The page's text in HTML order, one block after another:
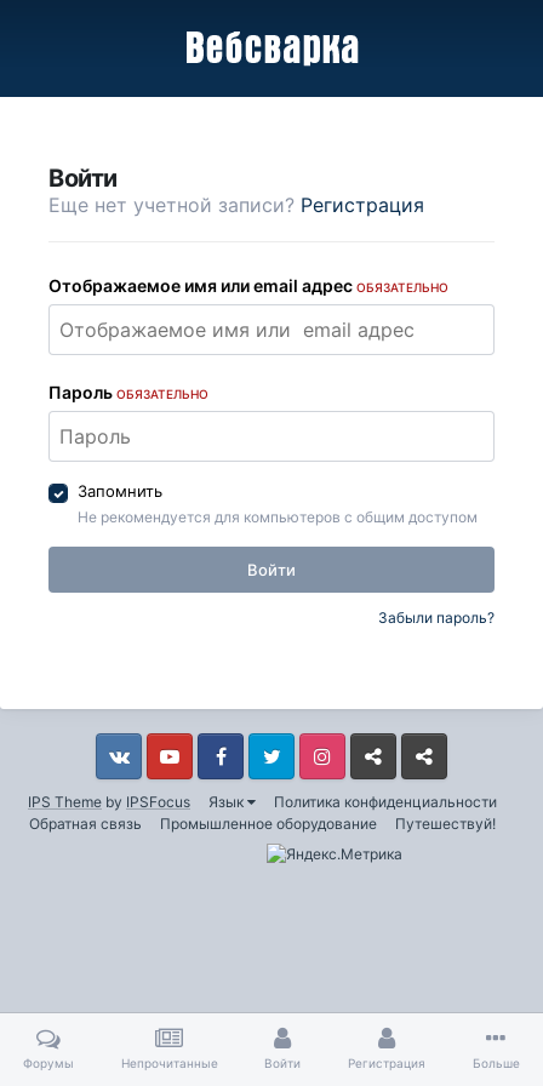
Войти
Еще нет учетной записи? Регистрация
Отображаемое имя или email адрес ОБЯЗАТЕЛЬНО
Пароль ОБЯЗАТЕЛЬНО
Запомнить
Не рекомендуется для компьютеров с общим доступом
Войти
Забыли пароль?
IPS Theme by IPSFocus Язык
Политика конфиденциальности
Обратная связь
Промышленное оборудование Путешествуй!
VkontakteYouTube FacebookTwitter InstagramLivejournalOdnoklassniki
Форумы Непрочитанные Войти Регистрация Больше